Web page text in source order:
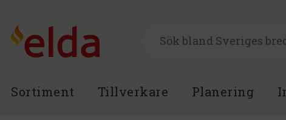
Sortiment Tillverkare Planering